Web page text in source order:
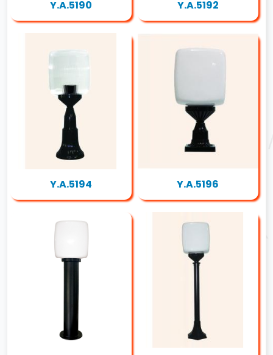
Y.A.5190 Y.A.5192
Y.A.5194 Y.A.5196